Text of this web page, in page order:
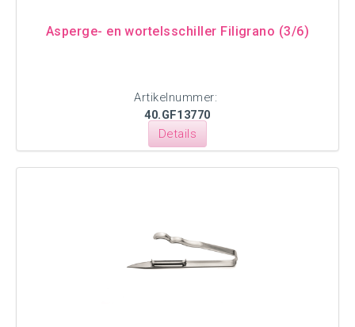
Asperge- en wortelsschiller Filigrano (3/6)
Artikelnummer:
40.GF13770
Details